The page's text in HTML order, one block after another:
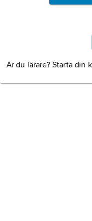
Är du lärare? Starta din